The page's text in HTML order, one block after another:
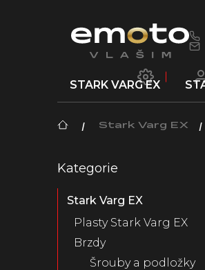
STARK VARG EX
DomůStark Varg EX
o
s
Přeskočit
Kategorie
Stark Varg EX
Plasty Stark Varg EX
Brzdy
Šrouby a podložky